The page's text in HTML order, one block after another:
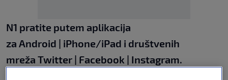
N1 pratite putem aplikacija
za Android | iPhone/iPad i društvenih
mreža Twitter | Facebook | Instagram.